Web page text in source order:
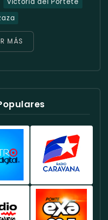
Victoria del Portete
MÁS
Radio
Caravana
Ecuador